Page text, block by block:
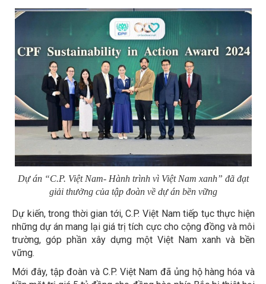
Dự án “C.P. Việt Nam- Hành trình vì Việt Nam xanh” đã đạt
giải thưởng của tập đoàn về dự án bền vững
Dự kiến, trong thời gian tới, C.P. Việt Nam tiếp tục thực hiện
những dự án mang lại giá trị tích cực cho cộng đồng và môi
trường, góp phần xây dựng một Việt Nam xanh và bền
vững.
Mới đây, tập đoàn và C.P. Việt Nam đã ủng hộ hàng hóa và